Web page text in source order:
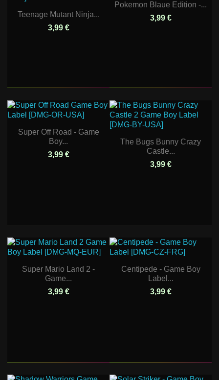
Teenage Mutant Ninja...
3,99 €
Pokemon Blaue Edition -...
3,99 €
Super Off Road - Game
Boy...
3,99 €
The Bugs Bunny Crazy
Castle...
3,99 €
Super Mario Land 2 -
Game...
3,99 €
Centipede - Game Boy
Label...
3,99 €